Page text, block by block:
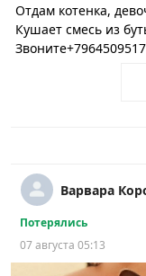
Отдам котенка,
Кушает смесь из
Варвара
Потерялись
07 августа 05:13